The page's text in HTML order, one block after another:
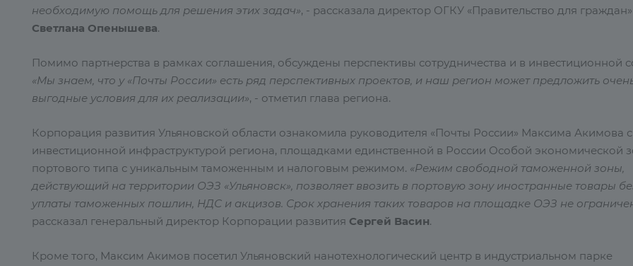
необходимую помощь для решения этих задач», - рассказала директор ОГКУ «Правительство для граждан»
Светлана Опенышева.
Помимо партнерства в рамках соглашения, обсуждены перспективы сотрудничества и в инвестиционной
«Мы знаем, что у «Почты России» есть ряд перспективных проектов, и наш регион может предложить
выгодные условия для их реализации», - отметил глава региона.
Корпорация развития Ульяновской области ознакомила руководителя «Почты России» Максима Акимова с
инвестиционной инфраструктурой региона, площадками единственной в России Особой экономической
портового типа с уникальным таможенным и налоговым режимом. «Режим свободной таможенной зоны,
действующий на территории ОЭЗ «Ульяновск», позволяет ввозить в портовую зону иностранные товары
уплаты таможенных пошлин, НДС и акцизов. Срок хранения таких товаров на площадке ОЭЗ не
рассказал генеральный директор Корпорации развития Сергей Васин.
Кроме того, Максим Акимов посетил Ульяновский нанотехнологический центр в индустриальном парке